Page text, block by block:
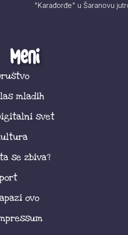
"Karađorđe" u Šaranovu
Meni
mladih
svet
se zbiva?
ovo